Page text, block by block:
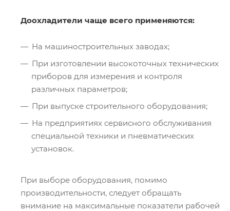
Доохладители чаще всего применяются:
На машиностроительных заводах;
При изготовлении высокоточных технических
приборов для измерения и контроля
различных параметров;
При выпуске строительного оборудования;
На предприятиях сервисного обслуживания
специальной техники и пневматических
установок.
При выборе оборудования, помимо
производительности, следует обращать
внимание на максимальные показатели рабочей